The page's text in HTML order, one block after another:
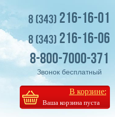
8 (343) 216-16-01
8 (343) 216-16-06
8-800-7000-371
Звонок бесплатный
В корзине:
Ваша корзина пуста